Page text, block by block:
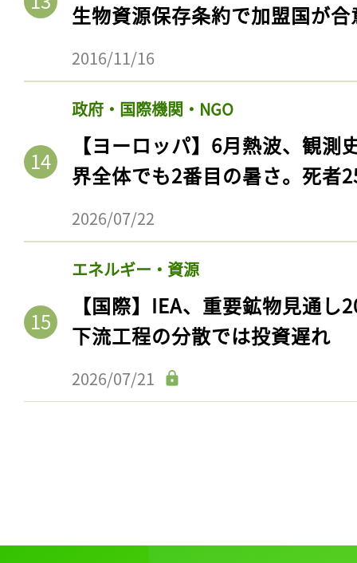
生物資源保存条約で加盟国が合
2016/11/16
政府・国際機関・NGO
【ヨーロッパ】6月熱波、観
界全体でも2番目の暑さ。死者
2026/07/22
エネルギー・資源
【国際】IEA、重要鉱物見通
下流工程の分散では投資遅れ
2026/07/21